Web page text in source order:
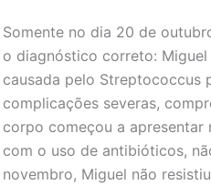
Somente no dia 20 de
o diagnóstico correto:
causada pelo Streptococcus
complicações severas,
corpo começou a apresentar
com o uso de antibióticos,
novembro, Miguel não